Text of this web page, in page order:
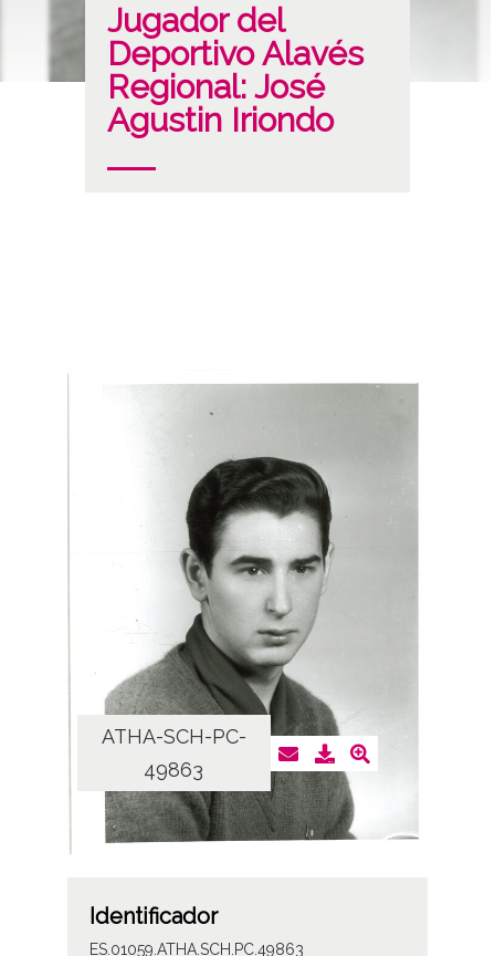
Jugador del
Deportivo Alavés
Regional: José
Agustin Iriondo
ATHA-SCH-PC-
49863
Identificador
ES.01059.ATHA.SCH.PC.49863